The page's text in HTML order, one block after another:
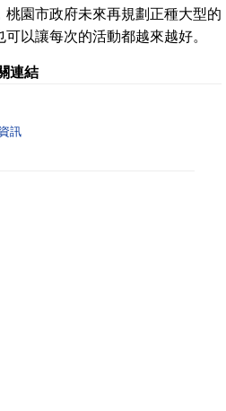
園市政府未來再規劃正種大型的
以讓每次的活動都越來越好。
連結
訊